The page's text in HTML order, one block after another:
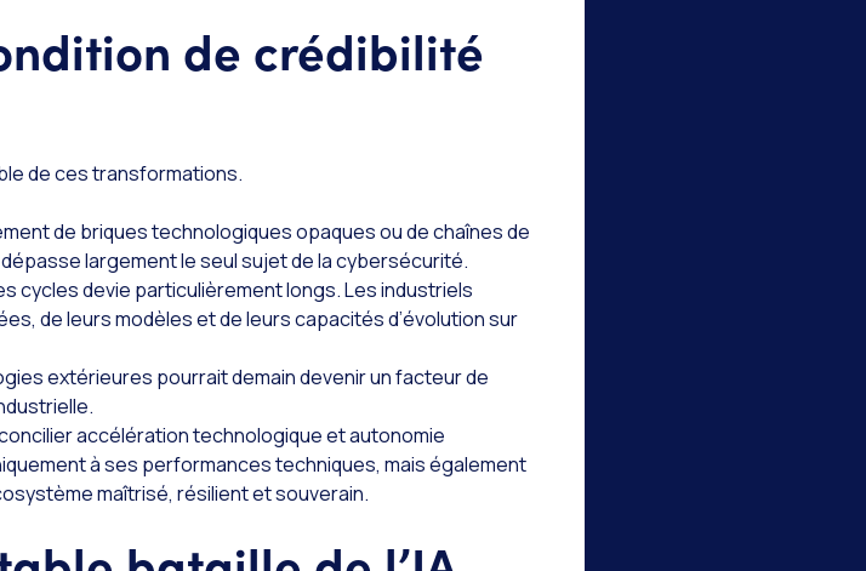
de crédibilité
de ces transformations.
de briques technologiques opaques ou de chaînes de
largement le seul sujet de la cybersécurité.
cycles devie particulièrement longs. Les industriels
de leurs modèles et de leurs capacités d’évolution sur
extérieures pourrait demain devenir un facteur de
accélération technologique et autonomie
à ses performances techniques, mais également
maîtrisé, résilient et souverain.